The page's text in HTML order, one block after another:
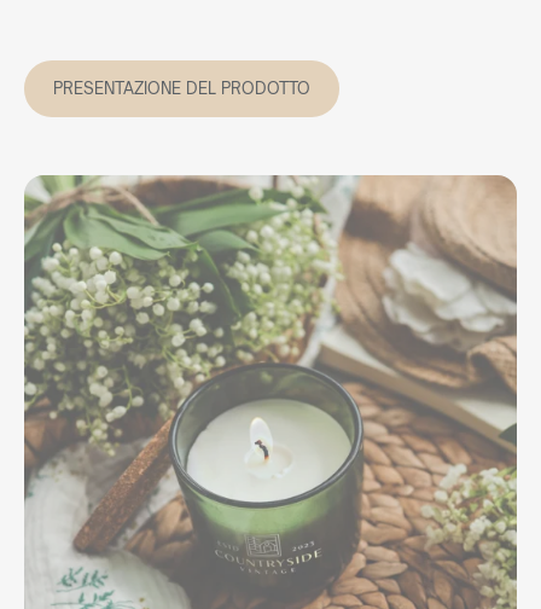
PRESENTAZIONE DEL PRODOTTO